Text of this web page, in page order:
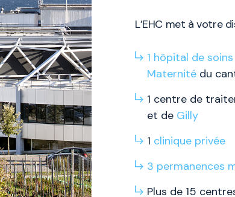
L’EHC met à votre
1 hôpital de
Maternité du
1 centre de
et de Gilly
1 clinique privée
3 permanences
Plus de 15